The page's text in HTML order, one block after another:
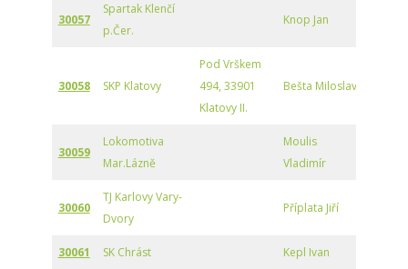
30057
Spartak Klenčí
p.Čer.
Knop Jan
30058 SKP Klatovy
Pod Vrškem
494, 33901
Klatovy II.
Bešta Miloslav
30059
Lokomotiva
Mar.Lázně
Moulis
Vladimír
30060
TJ Karlovy Vary-
Dvory
Příplata Jiří
30061 SK Chrást Kepl Ivan